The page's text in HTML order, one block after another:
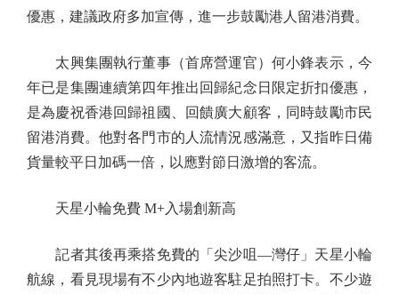
優惠，建議政府多加宣傳，進一步鼓勵港人留港消費。
太興集團執行董事（首席營運官）何小鋒表示，今
年已是集團連續第四年推出回歸紀念日限定折扣優惠，
是為慶祝香港回歸祖國、回饋廣大顧客，同時鼓勵市民
留港消費。他對各門市的人流情況感滿意，又指昨日備
貨量較平日加碼一倍，以應對節日激增的客流。
天星小輪免費 M+入場創新高
記者其後再乘搭免費的「尖沙咀—灣仔」天星小輪
航線，看見現場有不少內地遊客駐足拍照打卡。不少遊